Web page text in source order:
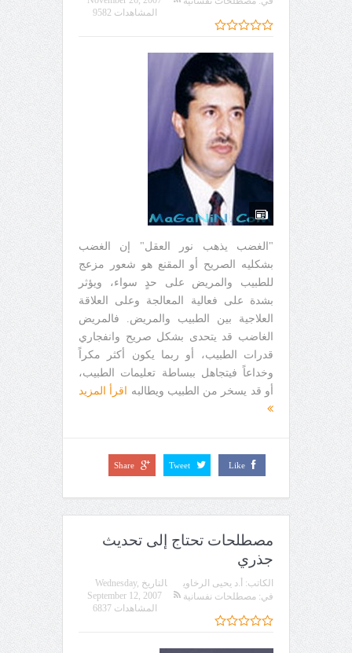
المشاهدات 9582
"الغضب يذهب نور العقل" إن الغضب
بشكليه الصريح أو المقنع هو شعور مزعج
للطبيب والمريض على حدٍ سواء، ويؤثر
بشدة على فعالية المعالجة وعلى العلاقة
العلاجية بين الطبيب والمريض. فالمريض
الغاضب قد يتحدى بشكل صريح وانفجاري
قدرات الطبيب، أو ربما يكون أكثر مكراً
وخداعاً فيتجاهل ببساطة تعليمات الطبيب،
أو قد يسخر من الطبيب ويطالبه
اقرأ المزيد
Like
Tweet
Share
مصطلحات تحتاج إلى تحديث
جذري
الكاتب: أ.د يحيى الرخاوي التاريخ Wednesday,
September 12, 2007
في: مصطلحات نفسانية
المشاهدات 6837